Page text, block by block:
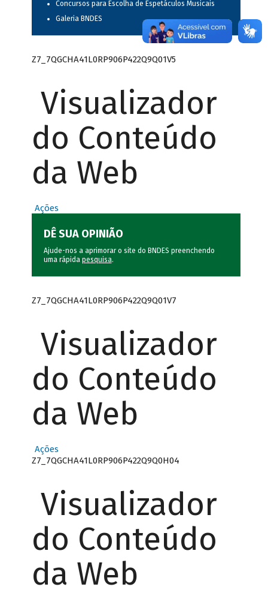
Concursos para Escolha de Espetáculos Musicais
Galeria BNDES
Z7_7QGCHA41L0RP906P422Q9Q01V5
Visualizador
do Conteúdo
da Web
Ações
DÊ SUA OPINIÃO
Ajude-nos a aprimorar o site do BNDES preenchendo
uma rápida pesquisa.
Z7_7QGCHA41L0RP906P422Q9Q01V7
Visualizador
do Conteúdo
da Web
Ações
Z7_7QGCHA41L0RP906P422Q9Q0H04
Visualizador
do Conteúdo
da Web